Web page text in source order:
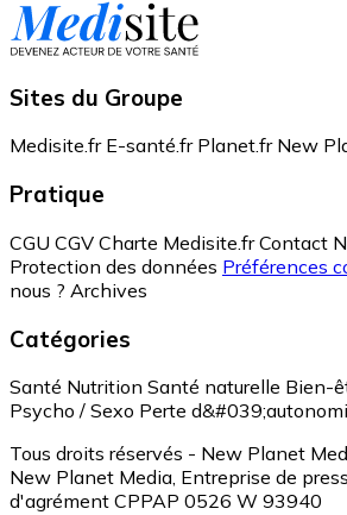
Sites du Groupe
Medisite.fr E-santé.fr Planet.fr New
Pratique
CGU CGV Charte Medisite.fr Contact
Protection des données Préférences
nous ? Archives
Catégories
Santé Nutrition Santé naturelle Bien-
Psycho / Sexo Perte
Tous droits réservés - New Planet
New Planet Media, Entreprise de
d'agrément CPPAP 0526 W 93940